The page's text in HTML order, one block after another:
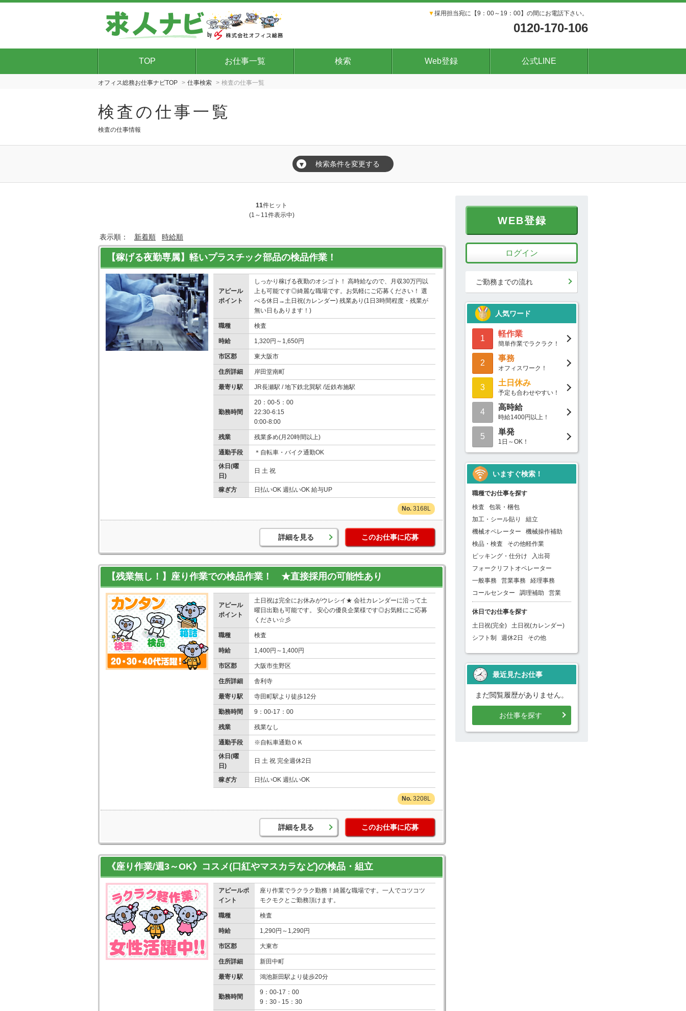
▼採用担当宛に【9：00～19：00】の間にお電話下さい。
0120-170-106
TOP お仕事一覧 検索 Web登録 公式LINE
オフィス総務お仕事ナビTOP 仕事検索 検査の仕事一覧
検査の仕事一覧
検査の仕事情報
▼ 検索条件を変更する
11件ヒット
(1～11件表示中)
表示順： 新着順 時給順
【稼げる夜勤専属】軽いプラスチック部品の検品作業！
アピール
ポイント
しっかり稼げる夜勤のオシゴト！ 高時給なので、月収30万円以
上も可能です◎綺麗な職場です。お気軽にご応募ください！ 選
べる休日→土日祝(カレンダー) 残業あり(1日3時間程度・残業が
無い日もあります！)
職種 検査
時給 1,320円～1,650円
市区郡 東大阪市
住所詳細 岸田堂南町
最寄り駅 JR長瀬駅 / 地下鉄北巽駅 /近鉄布施駅
勤務時間
20：00-5：00
22:30-6:15
0:00-8:00
残業 残業多め(月20時間以上)
通勤手段
＊自転車・バイク通勤OK
休日(曜
日)
日 土 祝
稼ぎ方 日払いOK 週払いOK 給与UP
3168L
詳細を見る このお仕事に応募
【残業無し！】座り作業での検品作業！ ★直接採用の可能性あり
アピール
ポイント
土日祝は完全にお休みがウレシイ★ 会社カレンダーに沿って土
曜日出勤も可能です。 安心の優良企業様です◎お気軽にご応募
ください☆彡
職種 検査
時給 1,400円～1,400円
市区郡 大阪市生野区
住所詳細 舎利寺
最寄り駅 寺田町駅より徒歩12分
勤務時間 9：00-17：00
残業 残業なし
通勤手段
※自転車通勤ＯＫ
休日(曜
日)
日 土 祝 完全週休2日
稼ぎ方 日払いOK 週払いOK
3208L
詳細を見る このお仕事に応募
《座り作業/週3～OK》コスメ(口紅やマスカラなど)の検品・組立
アピールポ
イント
座り作業でラクラク勤務！綺麗な職場です。一人でコツコツ
モクモクとご勤務頂けます。
職種 検査
時給 1,290円～1,290円
市区郡 大東市
住所詳細 新田中町
最寄り駅 鴻池新田駅より徒歩20分
勤務時間
9：00-17：00
9：30 - 15：30
WEB登録
ログイン
ご勤務までの流れ
人気ワード
1
軽作業
簡単作業でラクラク！
2
事務
オフィスワーク！
3
土日休み
予定も合わせやすい！
4
高時給
時給1400円以上！
5
単発
1日～OK！
いますぐ検索！
職種でお仕事を探す
検査
包装・梱包
加工・シール貼り
組立
機械オペレーター
機械操作補助
検品・検査
その他軽作業
ピッキング・仕分け
入出荷
フォークリフトオペレーター
一般事務
営業事務
経理事務
コールセンター
調理補助 営業
休日でお仕事を探す
土日祝(完全)
土日祝(カレンダー)
シフト制
週休2日 その他
最近見たお仕事
まだ閲覧履歴がありません。
お仕事を探す